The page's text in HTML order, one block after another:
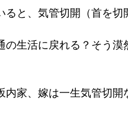
と、気管切開（首を切
生活に戻れる？そう漠
家、嫁は一生気管切開